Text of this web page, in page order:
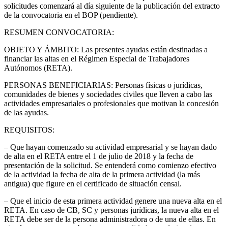
solicitudes comenzará al día siguiente de la publicación del extracto
de la convocatoria en el BOP (pendiente).
RESUMEN CONVOCATORIA:
OBJETO Y ÁMBITO: Las presentes ayudas están destinadas a
financiar las altas en el Régimen Especial de Trabajadores
Autónomos (RETA).
PERSONAS BENEFICIARIAS: Personas físicas o jurídicas,
comunidades de bienes y sociedades civiles que lleven a cabo las
actividades empresariales o profesionales que motivan la concesión
de las ayudas.
REQUISITOS:
– Que hayan comenzado su actividad empresarial y se hayan dado
de alta en el RETA entre el 1 de julio de 2018 y la fecha de
presentación de la solicitud. Se entenderá como comienzo efectivo
de la actividad la fecha de alta de la primera actividad (la más
antigua) que figure en el certificado de situación censal.
– Que el inicio de esta primera actividad genere una nueva alta en el
RETA. En caso de CB, SC y personas jurídicas, la nueva alta en el
RETA debe ser de la persona administradora o de una de ellas. En